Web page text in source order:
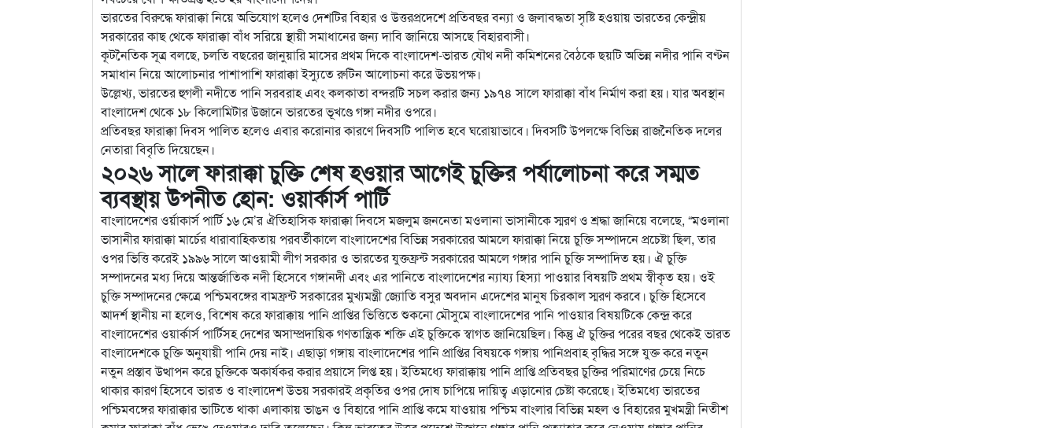
ভারতের বিরুদ্ধে ফারাক্কা নিয়ে অভিযোগ হলেও দেশটির বিহার ও উত্তরপ্রদেশে প্রতিবছর বন্যা ও জলাবদ্ধতা সৃষ্টি হওয়ায় ভারতের কেন্দ্রীয়
সরকারের কাছ থেকে ফারাক্কা বাঁধ সরিয়ে স্থায়ী সমাধানের জন্য দাবি জানিয়ে আসছে বিহারবাসী।
কূটনৈতিক সূত্র বলছে, চলতি বছরের জানুয়ারি মাসের প্রথম দিকে বাংলাদেশ-ভারত যৌথ নদী কমিশনের বৈঠকে ছয়টি অভিন্ন নদীর পানি বণ্টন
সমাধান নিয়ে আলোচনার পাশাপাশি ফারাক্কা ইস্যুতে রুটিন আলোচনা করে উভয়পক্ষ।
উল্লেখ্য, ভারতের হুগলী নদীতে পানি সরবরাহ এবং কলকাতা বন্দরটি সচল করার জন্য ১৯৭৪ সালে ফারাক্কা বাঁধ নির্মাণ করা হয়। যার অবস্থান
বাংলাদেশ থেকে ১৮ কিলোমিটার উজানে ভারতের ভূখণ্ডে গঙ্গা নদীর ওপরে।
প্রতিবছর ফারাক্কা দিবস পালিত হলেও এবার করোনার কারণে দিবসটি পালিত হবে ঘরোয়াভাবে। দিবসটি উপলক্ষে বিভিন্ন রাজনৈতিক দলের
নেতারা বিবৃতি দিয়েছেন।
২০২৬ সালে ফারাক্কা চুক্তি শেষ হওয়ার আগেই চুক্তির পর্যালোচনা করে সম্মত
ব্যবস্থায় উপনীত হোন: ওয়ার্কার্স পার্টি
বাংলাদেশের ওর্য়াকার্স পার্টি ১৬ মে’র ঐতিহাসিক ফারাক্কা দিবসে মজলুম জননেতা মওলানা ভাসানীকে স্মরণ ও শ্রদ্ধা জানিয়ে বলেছে, “মওলানা
ভাসানীর ফারাক্কা মার্চের ধারাবাহিকতায় পরবর্তীকালে বাংলাদেশের বিভিন্ন সরকারের আমলে ফারাক্কা নিয়ে চুক্তি সম্পাদনে প্রচেষ্টা ছিল, তার
ওপর ভিত্তি করেই ১৯৯৬ সালে আওয়ামী লীগ সরকার ও ভারতের যুক্তফ্রন্ট সরকারের আমলে গঙ্গার পানি চুক্তি সম্পাদিত হয়। ঐ চুক্তি
সম্পাদনের মধ্য দিয়ে আন্তর্জাতিক নদী হিসেবে গঙ্গানদী এবং এর পানিতে বাংলাদেশের ন্যায্য হিস্যা পাওয়ার বিষয়টি প্রথম স্বীকৃত হয়। ওই
চুক্তি সম্পাদনের ক্ষেত্রে পশ্চিমবঙ্গের বামফ্রন্ট সরকারের মুখ্যমন্ত্রী জ্যোতি বসুর অবদান এদেশের মানুষ চিরকাল স্মরণ করবে। চুক্তি হিসেবে
আদর্শ স্থানীয় না হলেও, বিশেষ করে ফারাক্কায় পানি প্রাপ্তির ভিত্তিতে শুকনো মৌসুমে বাংলাদেশের পানি পাওয়ার বিষয়টিকে কেন্দ্র করে
বাংলাদেশের ওয়ার্কার্স পার্টিসহ দেশের অসাম্প্রদায়িক গণতান্ত্রিক শক্তি এই চুক্তিকে স্বাগত জানিয়েছিল। কিন্তু ঐ চুক্তির পরের বছর থেকেই ভারত
বাংলাদেশকে চুক্তি অনুযায়ী পানি দেয় নাই। এছাড়া গঙ্গায় বাংলাদেশের পানি প্রাপ্তির বিষয়কে গঙ্গায় পানিপ্রবাহ বৃদ্ধির সঙ্গে যুক্ত করে নতুন
নতুন প্রস্তাব উত্থাপন করে চুক্তিকে অকার্যকর করার প্রয়াসে লিপ্ত হয়। ইতিমধ্যে ফারাক্কায় পানি প্রাপ্তি প্রতিবছর চুক্তির পরিমাণের চেয়ে নিচে
থাকার কারণ হিসেবে ভারত ও বাংলাদেশ উভয় সরকারই প্রকৃতির ওপর দোষ চাপিয়ে দায়িত্ব এড়ানোর চেষ্টা করেছে। ইতিমধ্যে ভারতের
পশ্চিমবঙ্গের ফারাক্কার ভাটিতে থাকা এলাকায় ভাঙন ও বিহারে পানি প্রাপ্তি কমে যাওয়ায় পশ্চিম বাংলার বিভিন্ন মহল ও বিহারের মুখমন্ত্রী নিতীশ